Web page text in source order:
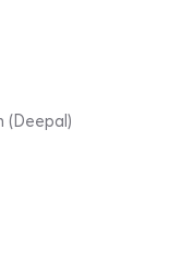
(Deepal)